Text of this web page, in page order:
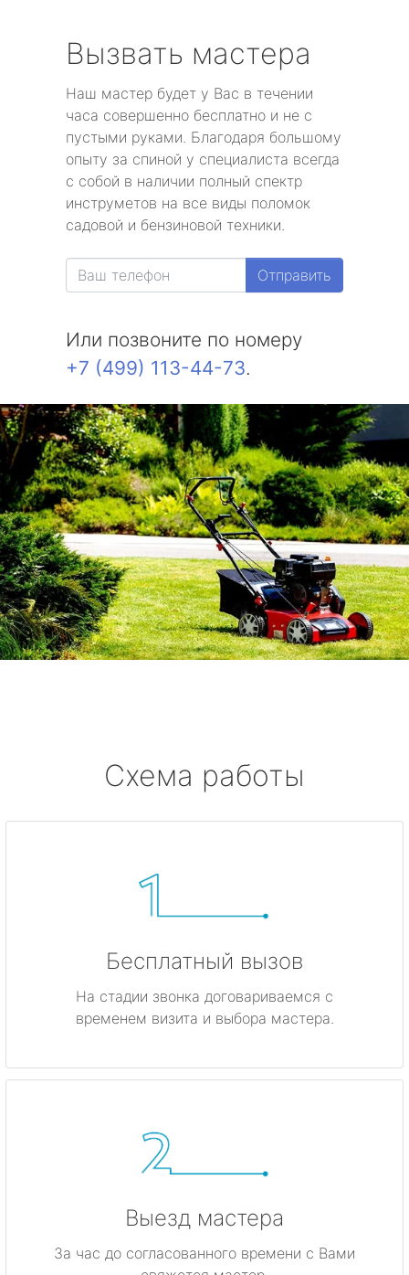
Вызвать мастера
Наш мастер будет у Вас в течении
часа совершенно бесплатно и не с
пустыми руками. Благодаря большому
опыту за спиной у специалиста всегда
с собой в наличии полный спектр
инструметов на все виды поломок
садовой и бензиновой техники.
Отправить
Или позвоните по номеру
+7 (499) 113-44-73.
Схема работы
Бесплатный вызов
На стадии звонка договариваемся с
временем визита и выбора мастера.
Выезд мастера
За час до согласованного времени с Вами